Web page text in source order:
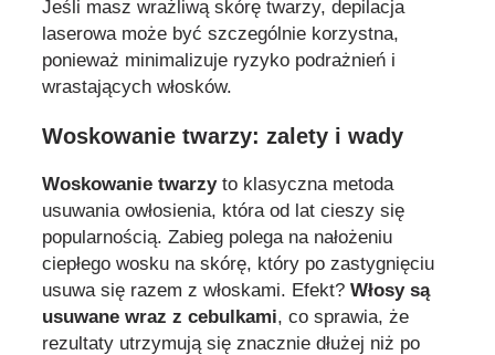
Jeśli masz wrażliwą skórę twarzy, depilacja
laserowa może być szczególnie korzystna,
ponieważ minimalizuje ryzyko podrażnień i
wrastających włosków.
Woskowanie twarzy: zalety i wady
Woskowanie twarzyto klasyczna metoda
usuwania owłosienia, która od lat cieszy się
popularnością. Zabieg polega na nałożeniu
ciepłego wosku na skórę, który po zastygnięciu
usuwa się razem z włoskami. Efekt? Włosy są
usuwane wraz z cebulkami, co sprawia, że
rezultaty utrzymują się znacznie dłużej niż po